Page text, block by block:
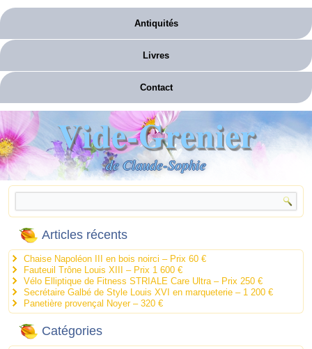
Antiquités
Livres
Contact
Vide-Grenier
de Claude-Sophie
Articles récents
Chaise Napoléon III en bois noirci – Prix 60 €
Fauteuil Trône Louis XIII – Prix 1 600 €
Vélo Elliptique de Fitness STRIALE Care Ultra – Prix 250 €
Secrétaire Galbé de Style Louis XVI en marqueterie – 1 200 €
Panetière provençal Noyer – 320 €
Catégories